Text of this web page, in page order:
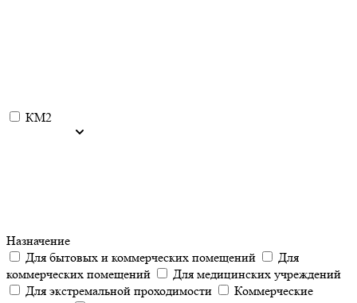
КМ2
Назначение
Для бытовых и коммерческих помещений
Для
коммерческих помещений
Для медицинских учреждений
Для экстремальной проходимости
Коммерческие